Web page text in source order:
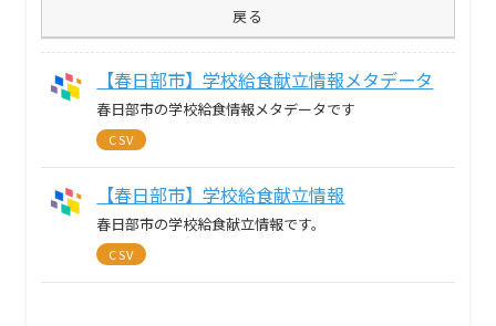
戻る
【春日部市】学校給食献立情報メタデータ
春日部市の学校給食情報メタデータです
CSV
【春日部市】学校給食献立情報
春日部市の学校給食献立情報です。
CSV